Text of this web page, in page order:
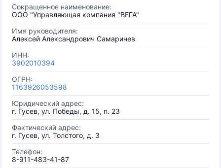
Сокращенное наименование:
ООО "Управляющая компания "ВЕГА"
Имя руководителя:
Алексей Александрович Самаричев
ИНН:
3902010394
ОГРН:
1163926053598
Юридический адрес:
г. Гусев, ул. Победы, д. 15, п. 23
Фактический адрес:
г. Гусев, ул. Толстого, д. 3
Телефон:
8-911-483-41-87